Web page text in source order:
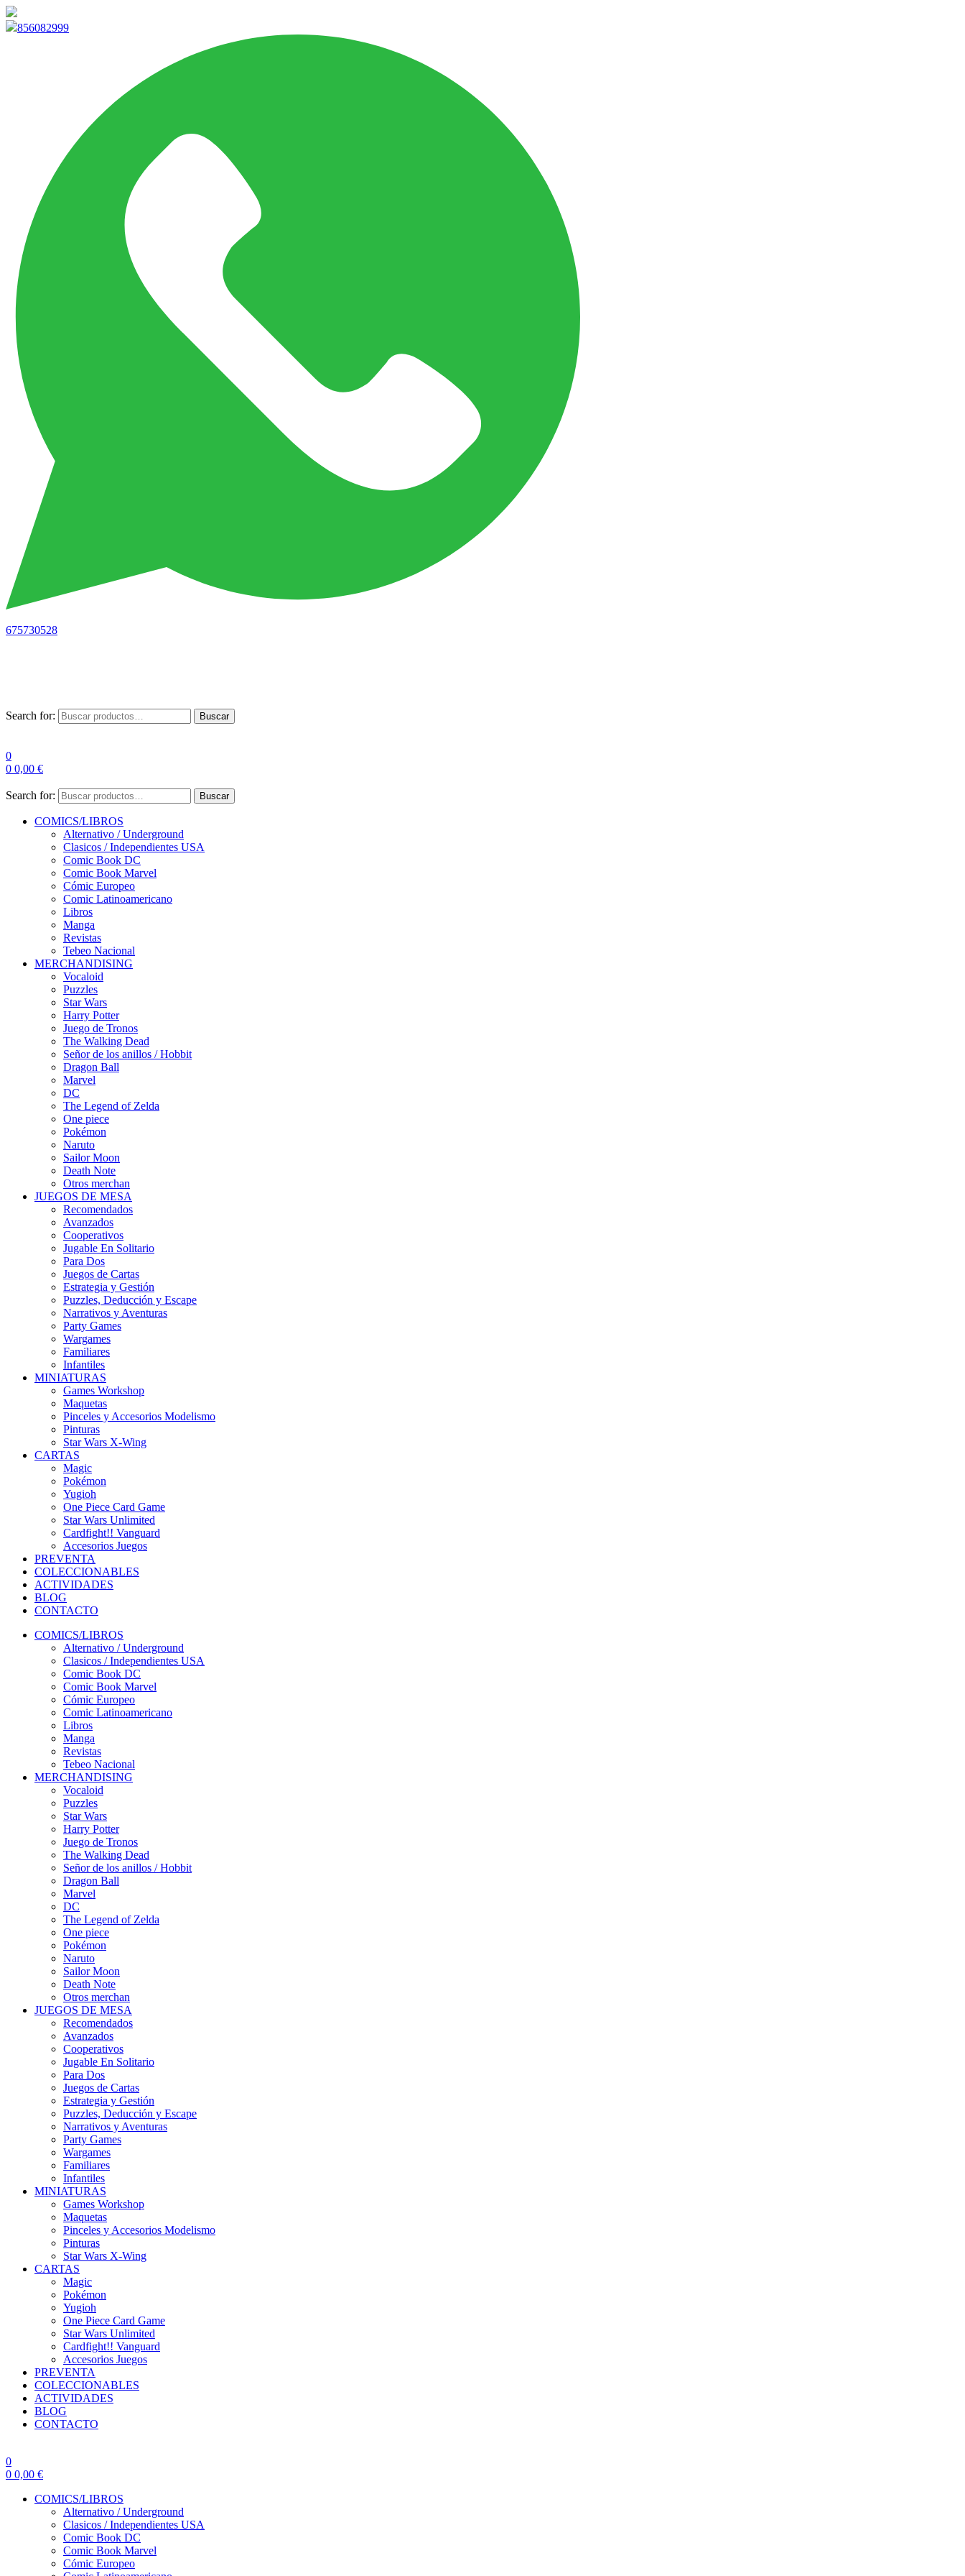
856082999
675730528
Search for: Buscar
0
0 0,00 €
Search for: Buscar
COMICS/LIBROS
Alternativo / Underground
Clasicos / Independientes USA
Comic Book DC
Comic Book Marvel
Cómic Europeo
Comic Latinoamericano
Libros
Manga
Revistas
Tebeo Nacional
MERCHANDISING
Vocaloid
Puzzles
Star Wars
Harry Potter
Juego de Tronos
The Walking Dead
Señor de los anillos / Hobbit
Dragon Ball
Marvel
DC
The Legend of Zelda
One piece
Pokémon
Naruto
Sailor Moon
Death Note
Otros merchan
JUEGOS DE MESA
Recomendados
Avanzados
Cooperativos
Jugable En Solitario
Para Dos
Juegos de Cartas
Estrategia y Gestión
Puzzles, Deducción y Escape
Narrativos y Aventuras
Party Games
Wargames
Familiares
Infantiles
MINIATURAS
Games Workshop
Maquetas
Pinceles y Accesorios Modelismo
Pinturas
Star Wars X-Wing
CARTAS
Magic
Pokémon
Yugioh
One Piece Card Game
Star Wars Unlimited
Cardfight!! Vanguard
Accesorios Juegos
PREVENTA
COLECCIONABLES
ACTIVIDADES
BLOG
CONTACTO
COMICS/LIBROS
Alternativo / Underground
Clasicos / Independientes USA
Comic Book DC
Comic Book Marvel
Cómic Europeo
Comic Latinoamericano
Libros
Manga
Revistas
Tebeo Nacional
MERCHANDISING
Vocaloid
Puzzles
Star Wars
Harry Potter
Juego de Tronos
The Walking Dead
Señor de los anillos / Hobbit
Dragon Ball
Marvel
DC
The Legend of Zelda
One piece
Pokémon
Naruto
Sailor Moon
Death Note
Otros merchan
JUEGOS DE MESA
Recomendados
Avanzados
Cooperativos
Jugable En Solitario
Para Dos
Juegos de Cartas
Estrategia y Gestión
Puzzles, Deducción y Escape
Narrativos y Aventuras
Party Games
Wargames
Familiares
Infantiles
MINIATURAS
Games Workshop
Maquetas
Pinceles y Accesorios Modelismo
Pinturas
Star Wars X-Wing
CARTAS
Magic
Pokémon
Yugioh
One Piece Card Game
Star Wars Unlimited
Cardfight!! Vanguard
Accesorios Juegos
PREVENTA
COLECCIONABLES
ACTIVIDADES
BLOG
CONTACTO
0
0 0,00 €
COMICS/LIBROS
Alternativo / Underground
Clasicos / Independientes USA
Comic Book DC
Comic Book Marvel
Cómic Europeo